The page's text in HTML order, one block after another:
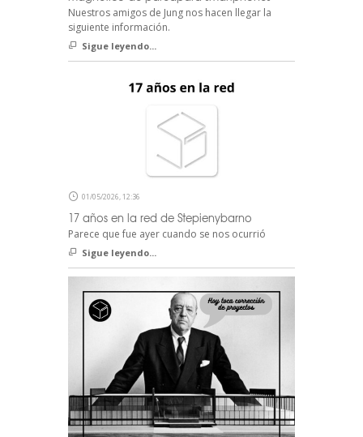
Nuestros amigos de Jung nos hacen llegar la
siguiente información.
Sigue leyendo...
01/05/2026, 12:36
17 años en la red de Stepienybarno
Parece que fue ayer cuando se nos ocurrió
Sigue leyendo...